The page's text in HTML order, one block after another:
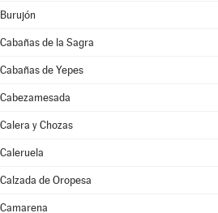
Burujón
Cabañas de la Sagra
Cabañas de Yepes
Cabezamesada
Calera y Chozas
Caleruela
Calzada de Oropesa
Camarena